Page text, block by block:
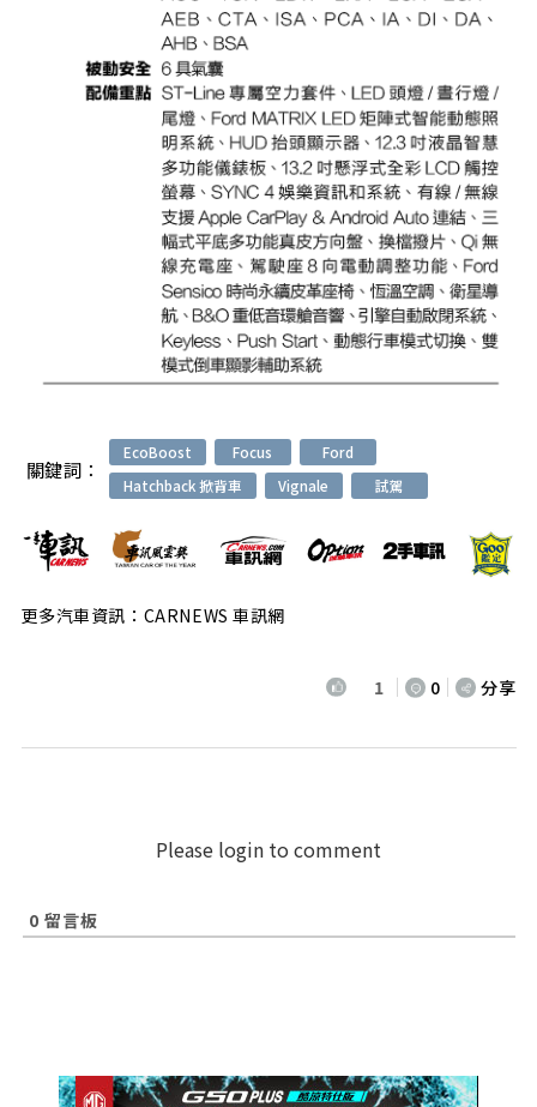
關鍵詞：
EcoBoost Focus
Ford
Hatchback 掀背車
Vignale 試駕
更多汽車資訊：CARNEWS 車訊網
1 0 分享
Please login to comment
0 留言板